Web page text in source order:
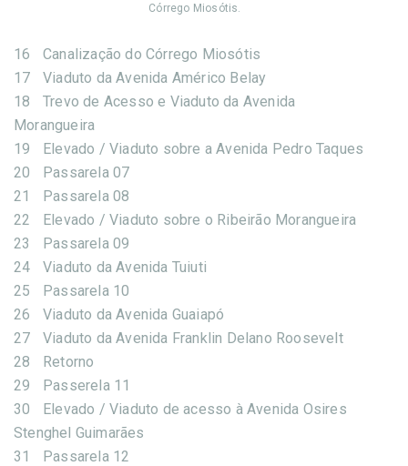
Córrego Miosótis.
16
Canalização do Córrego Miosótis
17
Viaduto da Avenida Américo Belay
18
Trevo de Acesso e Viaduto da Avenida
Morangueira
19
Elevado / Viaduto sobre a Avenida Pedro Taques
20
Passarela 07
21
Passarela 08
22
Elevado / Viaduto sobre o Ribeirão Morangueira
23
Passarela 09
24
Viaduto da Avenida Tuiuti
25
Passarela 10
26
Viaduto da Avenida Guaiapó
27
Viaduto da Avenida Franklin Delano Roosevelt
28
Retorno
29
Passerela 11
30
Elevado / Viaduto de acesso à Avenida Osires
Stenghel Guimarães
31
Passarela 12